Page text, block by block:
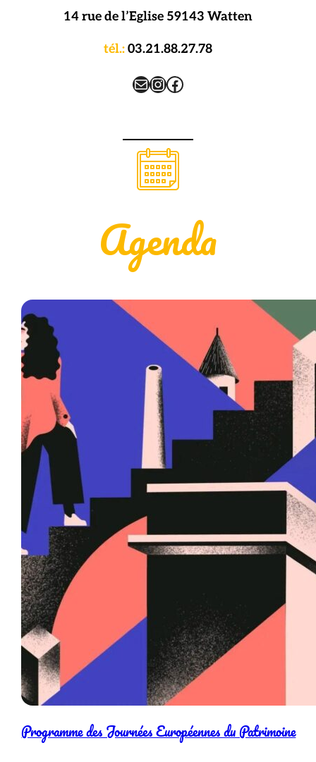
14 rue de l’Eglise 59143 Watten
tél.:03.21.88.27.78
E-mailInstagram
Facebook
Agenda
Programme des Journées Européennes du Patrimoine